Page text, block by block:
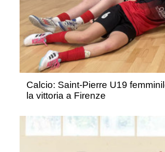
Calcio: Saint-Pierre U19
la vittoria a Firenze